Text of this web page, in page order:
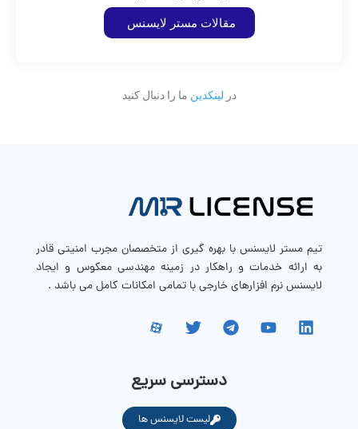
مقالات مستر لایسنس
در لینکدین ما را دنبال کنید
تیم مستر لایسنس با بهره گیری از متخصصان مجرب امنیتی قادر
به ارائه خدمات و راهکار در زمینه مهندسی معکوس و ایجاد
لایسنس نرم افزارهای خارجی با تمامی امکانات کامل می باشد .
دسترسی سریع
لیست لایسنس ها